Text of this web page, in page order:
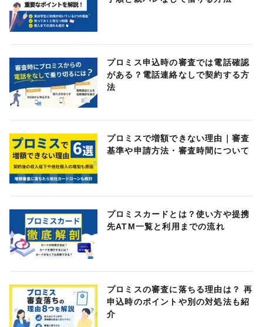
プロミス申込時の審査では電話確認
がある？電話連絡なしで契約する方
法
プロミスで増額できない理由｜審査
基準や申請方法・審査時間について
プロミスカードとは？使い方や提携
先ATM一覧と利用までの流れ
プロミスの審査に落ちる理由は？ 再
申込時のポイントや別の対処法も紹
介